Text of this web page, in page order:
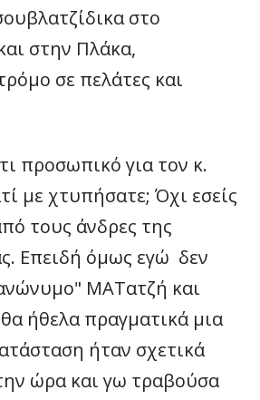
στο
στην Πλάκα,
σε πελάτες και
προσωπικό για τον κ.
με χτυπήσατε; Όχι εσείς
τους άνδρες της
Επειδή όμως εγώ δεν
ΜΑΤατζή και
ήθελα πραγματικά μια
ήταν σχετικά
ώρα και γω τραβούσα